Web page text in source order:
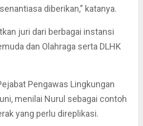
diberikan,” katanya.
juri dari berbagai instansi
dan Olahraga serta DLHK
Pengawas Lingkungan
menilai Nurul sebagai contoh
yang perlu direplikasi.